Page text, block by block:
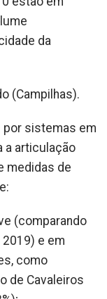
da
(Campilhas).
por sistemas em
a articulação
medidas de
(comparando
e em
como
de Cavaleiros